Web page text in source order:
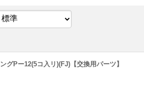
グPー12(5コ入リ)(FJ)【交換用パーツ】